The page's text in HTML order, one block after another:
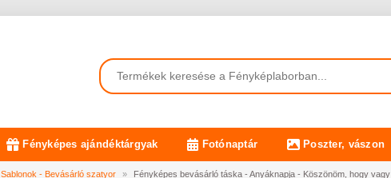
Fényképes ajándéktárgyak Fotónaptár Poszter, vászon
Sablonok - Bevásárló szatyor » Fényképes bevásárló táska - Anyáknapja - Köszönöm, hogy vagy